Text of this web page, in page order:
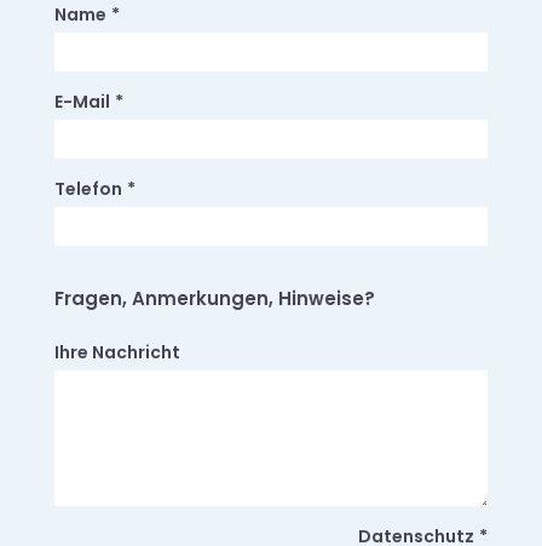
Name *
E-Mail *
Telefon *
Fragen, Anmerkungen, Hinweise?
Ihre Nachricht
Datenschutz *